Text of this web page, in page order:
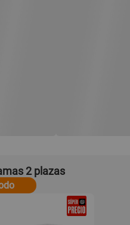
2 plazas